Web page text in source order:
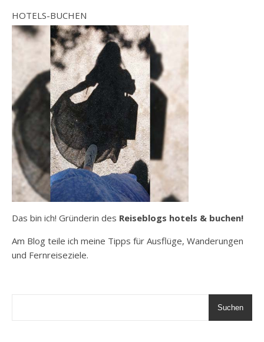
HOTELS-BUCHEN
Das bin ich! Gründerin des Reiseblogs hotels & buchen!
Am Blog teile ich meine Tipps für Ausflüge, Wanderungen
und Fernreiseziele.
Suchen